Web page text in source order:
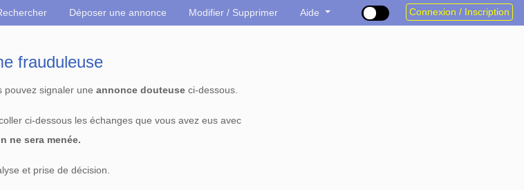
Déposer une annonce Modifier / Supprimer Aide Connexion / Inscription
frauduleuse
pouvez signaler une annonce douteuse ci-dessous.
ci-dessous les échanges que vous avez eus avec
ne sera menée.
et prise de décision.